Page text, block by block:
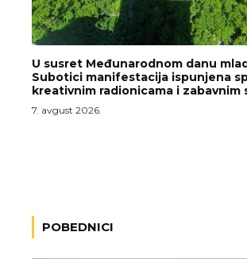
U susret Međunarodnom danu
Subotici manifestacija ispunjena
kreativnim radionicama i zabavnim
7. avgust 2026.
POBEDNICI